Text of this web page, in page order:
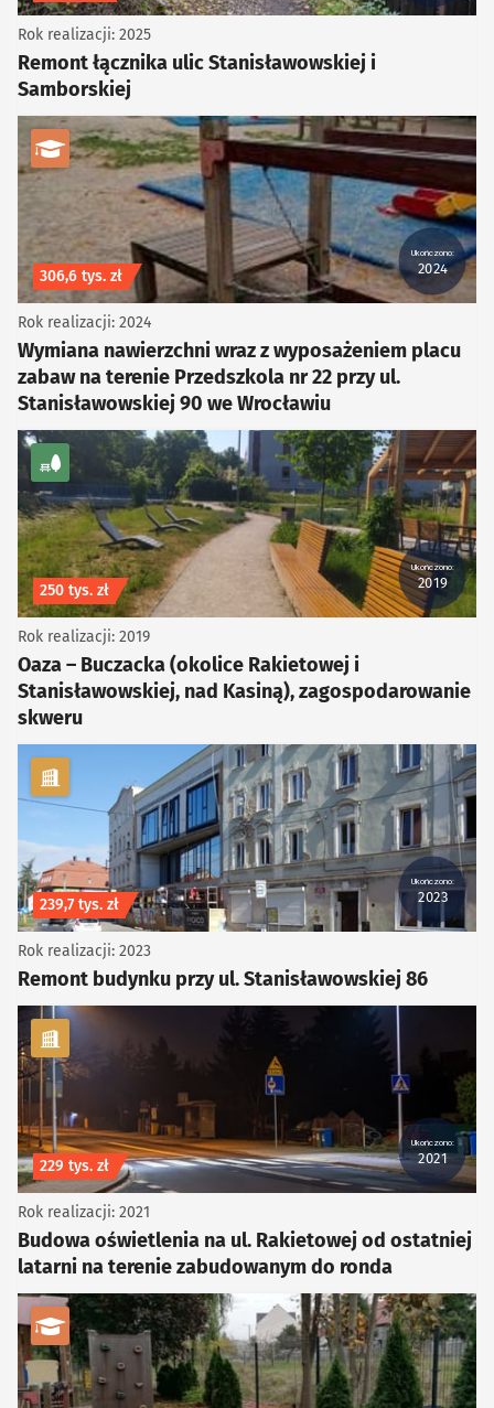
Remont łącznika ulic Stanisławowskiej i
Samborskiej
Rok realizacji: 2025
kategoria Edukacja i kultura
Ukończono:
2024
Koszt inwestycji
306,6 tys. zł
Wymiana nawierzchni wraz z wyposażeniem placu
zabaw na terenie Przedszkola nr 22 przy ul.
Stanisławowskiej 90 we Wrocławiu
Rok realizacji: 2024
kategoria Zieleń
Ukończono:
2019
Koszt inwestycji
250 tys. zł
Oaza – Buczacka (okolice Rakietowej i
Stanisławowskiej, nad Kasiną), zagospodarowanie
skweru
Rok realizacji: 2019
kategoria Infrastruktura
Ukończono:
2023
Koszt inwestycji
239,7 tys. zł
Remont budynku przy ul. Stanisławowskiej 86
Rok realizacji: 2023
kategoria Infrastruktura
Ukończono:
2021
Koszt inwestycji
229 tys. zł
Budowa oświetlenia na ul. Rakietowej od ostatniej
latarni na terenie zabudowanym do ronda
Rok realizacji: 2021
kategoria Edukacja i kultura